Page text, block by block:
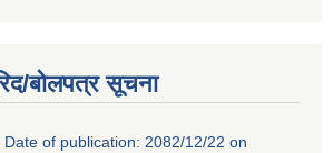
बोलपत्र सूचना
of publication: 2082/12/22 on